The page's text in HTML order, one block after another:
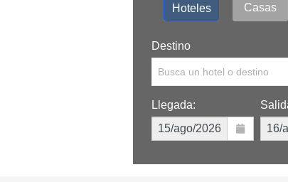
Hoteles Casas
Destino
Busca un hotel o destino
Llegada: